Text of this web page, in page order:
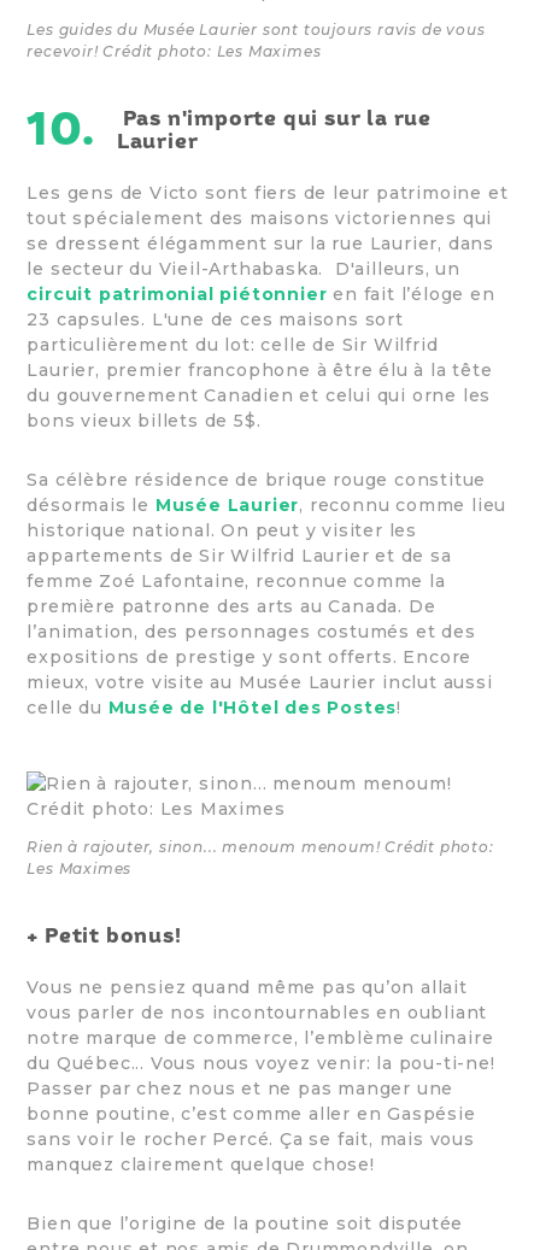
Les guides du Musée Laurier sont toujours ravis de vous
recevoir! Crédit photo: Les Maximes
10.
Pas n'importe qui sur la rue
Laurier
Les gens de Victo sont fiers de leur patrimoine et
tout spécialement des maisons victoriennes qui
se dressent élégamment sur la rue Laurier, dans
le secteur du Vieil-Arthabaska. D'ailleurs, un
circuit patrimonial piétonnier en fait l’éloge en
23 capsules. L'une de ces maisons sort
particulièrement du lot: celle de Sir Wilfrid
Laurier, premier francophone à être élu à la tête
du gouvernement Canadien et celui qui orne les
bons vieux billets de 5$.
Sa célèbre résidence de brique rouge constitue
désormais le Musée Laurier, reconnu comme lieu
historique national. On peut y visiter les
appartements de Sir Wilfrid Laurier et de sa
femme Zoé Lafontaine, reconnue comme la
première patronne des arts au Canada. De
l’animation, des personnages costumés et des
expositions de prestige y sont offerts. Encore
mieux, votre visite au Musée Laurier inclut aussi
celle du Musée de l'Hôtel des Postes!
Rien à rajouter, sinon... menoum menoum! Crédit photo:
Les Maximes
+ Petit bonus!
Vous ne pensiez quand même pas qu’on allait
vous parler de nos incontournables en oubliant
notre marque de commerce, l’emblème culinaire
du Québec... Vous nous voyez venir: la pou-ti-ne!
Passer par chez nous et ne pas manger une
bonne poutine, c’est comme aller en Gaspésie
sans voir le rocher Percé. Ça se fait, mais vous
manquez clairement quelque chose!
Bien que l’origine de la poutine soit disputée